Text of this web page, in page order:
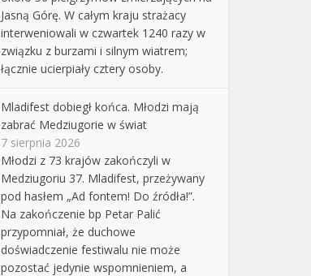
Jasną Górę. W całym kraju strażacy
interweniowali w czwartek 1240 razy w
związku z burzami i silnym wiatrem;
łącznie ucierpiały cztery osoby.
Mladifest dobiegł końca. Młodzi mają
zabrać Medziugorie w świat
7 sierpnia 2026
Młodzi z 73 krajów zakończyli w
Medziugoriu 37. Mladifest, przeżywany
pod hasłem „Ad fontem! Do źródła!”.
Na zakończenie bp Petar Palić
przypomniał, że duchowe
doświadczenie festiwalu nie może
pozostać jedynie wspomnieniem, a